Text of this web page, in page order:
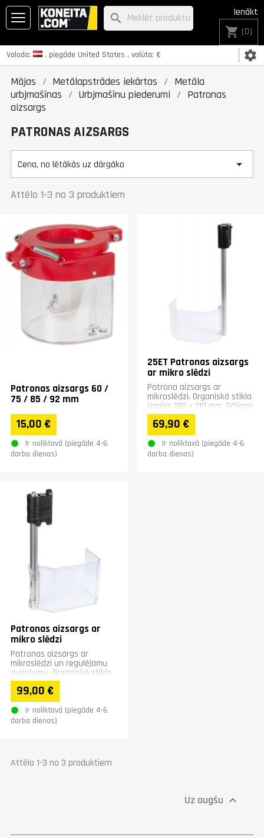
Valoda: , piegāde United States , valūta: € settings
Ienākt
shopping_cart (0)
search
Mājas Metālapstrādes iekārtas
Metāla
urbjmašīnas
Urbjmašīnu piederumi
Patronas
aizsargs
PATRONAS AIZSARGS
Cena, no lētākās uz dārgāko 
Attēlo 1-3 no 3 produktiem
Patronas aizsargs 60 /
75 / 85 / 92 mm
15,00 €
Ir noliktavā (piegāde 4-6
darba dienas)
25ET Patronas aizsargs
ar mikro slēdzi
Patrona aizsargs ar
mikroslēdzi. Organiskā stikla
izmērs 190 × 110 mm. Gājiena
garums 370 mm.
69,90 €
Ir noliktavā (piegāde 4-6
darba dienas)
Patronas aizsargs ar
mikro slēdzi
Patronas aizsargs ar
mikroslēdzi un regulējamu
augstumu. Organiskā stikla
izmērs 215 x 155 mm.
Gājiena garums 380 mm.
99,00 €
Ir noliktavā (piegāde 4-6
darba dienas)
Attēlo 1-3 no 3 produktiem
Uz augšu 